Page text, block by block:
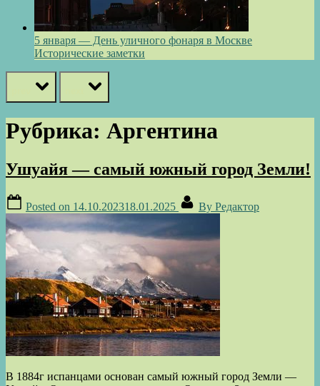
5 января — День уличного фонаря в Москве
Исторические заметки
Рубрика: Аргентина
Ушуайя — самый южный город Земли!
Posted on 14.10.202318.01.2025 By Редактор
В 1884г испанцами основан самый южный город Земли —